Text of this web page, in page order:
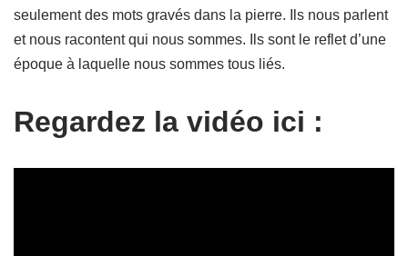
seulement des mots gravés dans la pierre. Ils nous parlent
et nous racontent qui nous sommes. Ils sont le reflet d’une
époque à laquelle nous sommes tous liés.
Regardez la vidéo ici :